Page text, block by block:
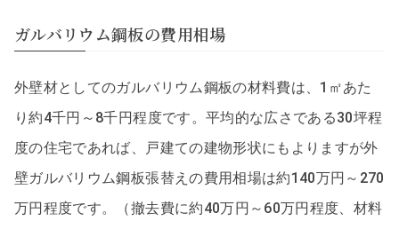
ガルバリウム鋼板の費用相場
外壁材としてのガルバリウム鋼板の材料費は、1㎡あた
り約4千円～8千円程度です。平均的な広さである30坪程
度の住宅であれば、戸建ての建物形状にもよりますが外
壁ガルバリウム鋼板張替えの費用相場は約140万円～270
万円程度です。（撤去費に約40万円～60万円程度、材料